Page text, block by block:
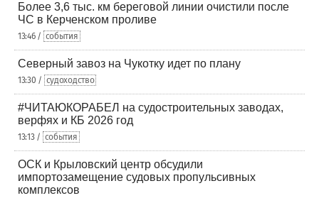
Более 3,6 тыс. км береговой линии очистили после
ЧС в Керченском проливе
13:46 / события
Северный завоз на Чукотку идет по плану
13:30 / судоходство
#ЧИТАЮКОРАБЕЛ на судостроительных заводах,
верфях и КБ 2026 год
13:13 / события
ОСК и Крыловский центр обсудили
импортозамещение судовых пропульсивных
комплексов